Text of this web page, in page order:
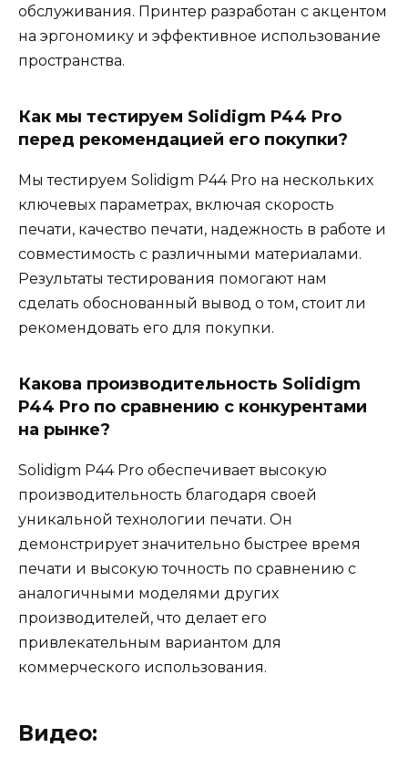
обслуживания. Принтер разработан с акцентом
на эргономику и эффективное использование
пространства.
Как мы тестируем Solidigm P44 Pro
перед рекомендацией его покупки?
Мы тестируем Solidigm P44 Pro на нескольких
ключевых параметрах, включая скорость
печати, качество печати, надежность в работе и
совместимость с различными материалами.
Результаты тестирования помогают нам
сделать обоснованный вывод о том, стоит ли
рекомендовать его для покупки.
Какова производительность Solidigm
P44 Pro по сравнению с конкурентами
на рынке?
Solidigm P44 Pro обеспечивает высокую
производительность благодаря своей
уникальной технологии печати. Он
демонстрирует значительно быстрее время
печати и высокую точность по сравнению с
аналогичными моделями других
производителей, что делает его
привлекательным вариантом для
коммерческого использования.
Видео: